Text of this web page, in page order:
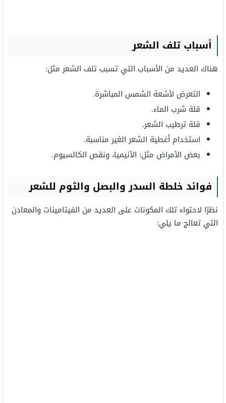
أسباب تلف الشعر
هناك العديد من الأسباب التي تسبب تلف الشعر مثل:
التعرض لأشعة الشمس المباشرة.
قلة شرب الماء.
قلة ترطيب الشعر.
استخدام أغطية الشعر الغير مناسبة.
بعض الأمراض مثل: الأنيميا، ونقص الكالسيوم.
فوائد خلطة السدر والبصل والثوم للشعر
نظرًا لاحتواء تلك المكونات على العديد من الفيتامينات والمعادن
التي تعالج ما يلي: